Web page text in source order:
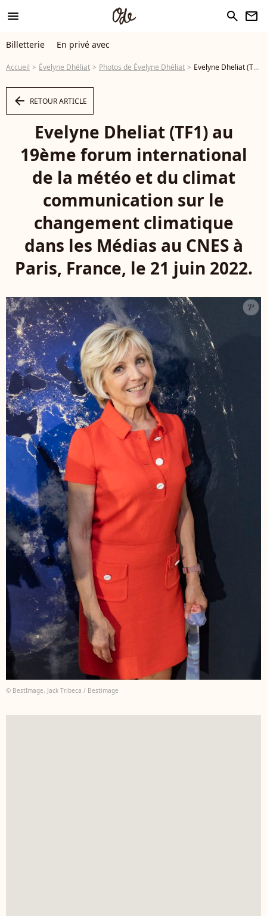
menu search newsletter
Billetterie En privé avec
Accueil Évelyne Dhéliat Photos de Évelyne Dhéliat Evelyne Dheliat (TF1) au 19ème forum international de la météo et du climat communication sur le changement climatique dans les Médias au CNES à Paris, France, le 21 juin 2022. © Jack Tribeca/Bestimage - Photo
arrow_left RETOUR ARTICLE
Evelyne Dheliat (TF1) au
19ème forum international
de la météo et du climat
communication sur le
changement climatique
dans les Médias au CNES à
Paris, France, le 21 juin 2022.
© BestImage, Jack Tribeca / Bestimage